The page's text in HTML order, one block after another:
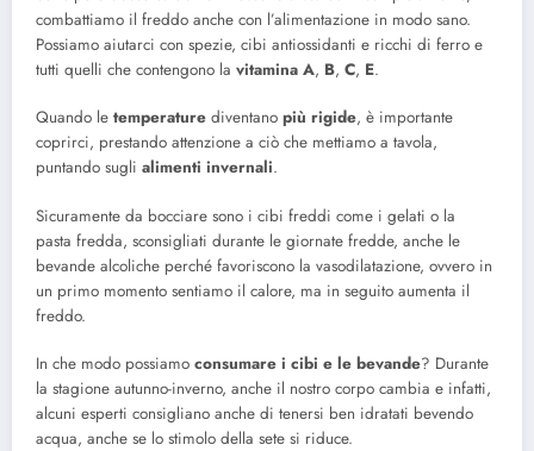
combattiamo il freddo anche con l’alimentazione in modo sano.
Possiamo aiutarci con spezie, cibi antiossidanti e ricchi di ferro e
tutti quelli che contengono la vitamina A, B, C, E.
Quando le temperature diventano più rigide, è importante
coprirci, prestando attenzione a ciò che mettiamo a tavola,
puntando sugli alimenti invernali.
Sicuramente da bocciare sono i cibi freddi come i gelati o la
pasta fredda, sconsigliati durante le giornate fredde, anche le
bevande alcoliche perché favoriscono la vasodilatazione, ovvero in
un primo momento sentiamo il calore, ma in seguito aumenta il
freddo.
In che modo possiamo consumare i cibi e le bevande? Durante
la stagione autunno-inverno, anche il nostro corpo cambia e infatti,
alcuni esperti consigliano anche di tenersi ben idratati bevendo
acqua, anche se lo stimolo della sete si riduce.